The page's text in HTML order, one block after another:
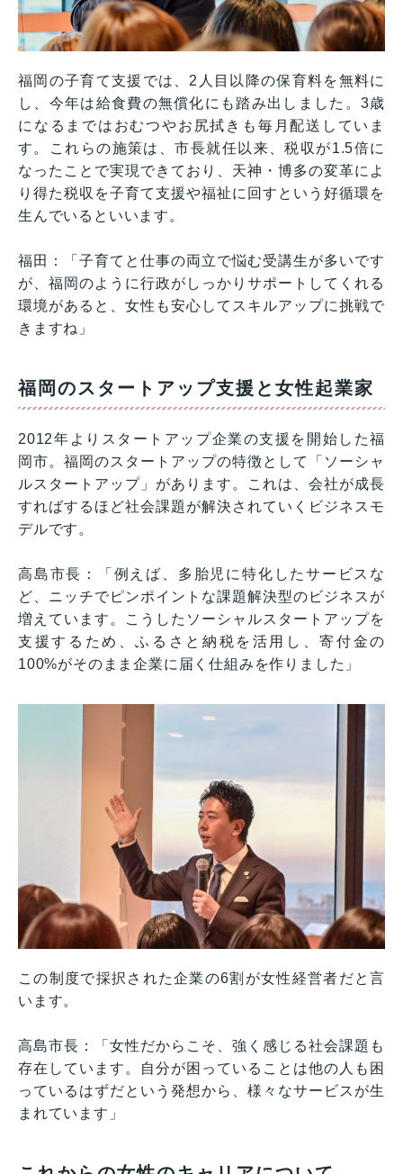
福岡の子育て支援では、2人目以降の保育料を無料に
し、今年は給食費の無償化にも踏み出しました。3歳
になるまではおむつやお尻拭きも毎月配送していま
す。これらの施策は、市長就任以来、税収が1.5倍に
なったことで実現できており、天神・博多の変革によ
り得た税収を子育て支援や福祉に回すという好循環を
生んでいるといいます。
福田：「子育てと仕事の両立で悩む受講生が多いです
が、福岡のように行政がしっかりサポートしてくれる
環境があると、女性も安心してスキルアップに挑戦で
きますね」
福岡のスタートアップ支援と女性起業家
2012年よりスタートアップ企業の支援を開始した福
岡市。福岡のスタートアップの特徴として「ソーシャ
ルスタートアップ」があります。これは、会社が成長
すればするほど社会課題が解決されていくビジネスモ
デルです。
高島市長：「例えば、多胎児に特化したサービスな
ど、ニッチでピンポイントな課題解決型のビジネスが
増えています。こうしたソーシャルスタートアップを
支援するため、ふるさと納税を活用し、寄付金の
100%がそのまま企業に届く仕組みを作りました」
この制度で採択された企業の6割が女性経営者だと言
います。
高島市長：「女性だからこそ、強く感じる社会課題も
存在しています。自分が困っていることは他の人も困
っているはずだという発想から、様々なサービスが生
まれています」